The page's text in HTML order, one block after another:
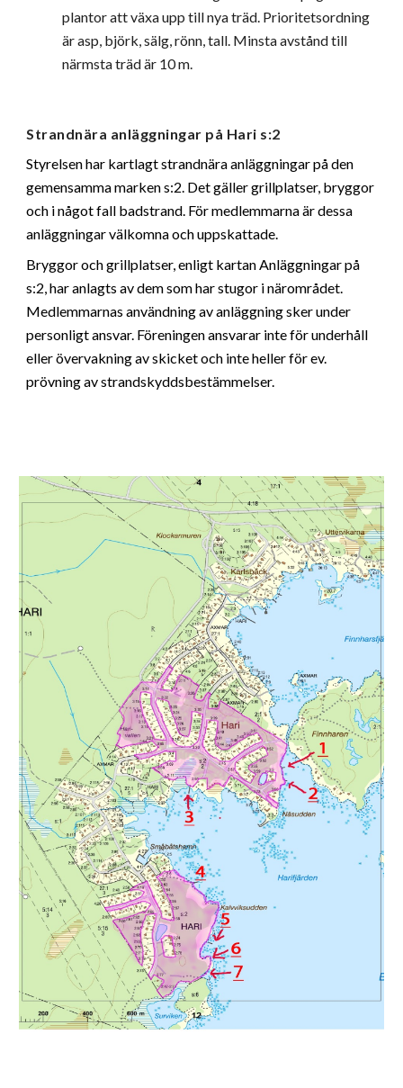
plantor att växa upp till nya träd. Prioritetsordning
är asp, björk, sälg, rönn, tall. Minsta avstånd till
närmsta träd är 10 m.
Strandnära anläggningar på Hari s:2
Styrelsen har kartlagt strandnära anläggningar på den
gemensamma marken s:2. Det gäller grillplatser, bryggor
och i något fall badstrand. För medlemmarna är dessa
anläggningar välkomna och uppskattade.
Bryggor och grillplatser, enligt kartan Anläggningar på
s:2, har anlagts av dem som har stugor i närområdet.
Medlemmarnas användning av anläggning sker under
personligt ansvar. Föreningen ansvarar inte för underhåll
eller övervakning av skicket och inte heller för ev.
prövning av strandskyddsbestämmelser.